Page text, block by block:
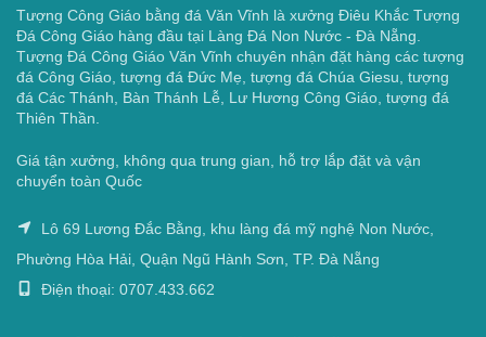
Tượng Công Giáo bằng đá Văn Vĩnh là xưởng Điêu Khắc Tượng
Đá Công Giáo hàng đầu tại Làng Đá Non Nước - Đà Nẵng.
Tượng Đá Công Giáo Văn Vĩnh chuyên nhận đặt hàng các tượng
đá Công Giáo, tượng đá Đức Mẹ, tượng đá Chúa Giesu, tượng
đá Các Thánh, Bàn Thánh Lễ, Lư Hương Công Giáo, tượng đá
Thiên Thần.
Giá tận xưởng, không qua trung gian, hỗ trợ lắp đặt và vận
chuyển toàn Quốc
Lô 69 Lương Đắc Bằng, khu làng đá mỹ nghệ Non Nước,
Phường Hòa Hải, Quận Ngũ Hành Sơn, TP. Đà Nẵng
Điện thoại: 0707.433.662